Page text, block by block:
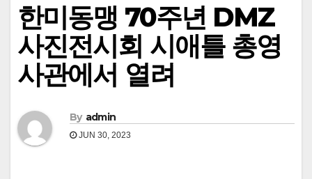
한미동맹 70주년 DMZ
사진전시회 시애틀 총영
사관에서 열려
By admin
JUN 30, 2023